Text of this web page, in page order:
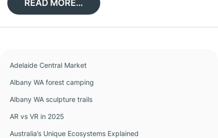
READ MORE…
Adelaide Central Market
Albany WA forest camping
Albany WA sculpture trails
AR vs VR in 2025
Australia’s Unique Ecosystems Explained